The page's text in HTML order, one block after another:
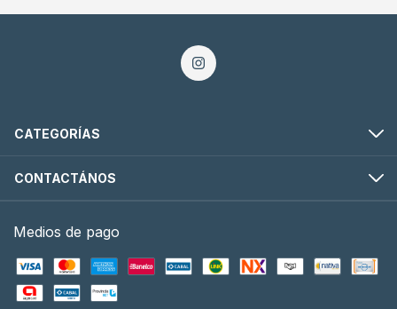
CATEGORÍAS
CONTACTÁNOS
Medios de pago